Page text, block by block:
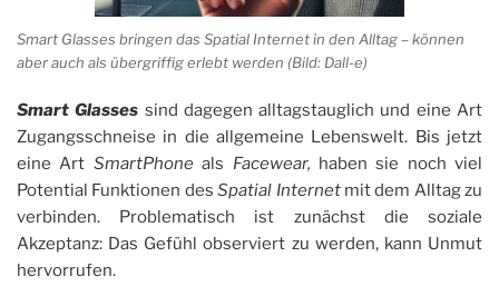
Smart Glasses bringen das Spatial Internet in den Alltag – können
aber auch als übergriffig erlebt werden (Bild: Dall-e)
Smart Glasses sind dagegen alltagstauglich und eine Art
Zugangsschneise in die allgemeine Lebenswelt. Bis jetzt
eine Art SmartPhoneals Facewear, haben sie noch viel
Potential Funktionen desSpatial Internetmit dem Alltag zu
verbinden. Problematisch ist zunächst die soziale
Akzeptanz: Das Gefühl observiert zu werden, kann Unmut
hervorrufen.